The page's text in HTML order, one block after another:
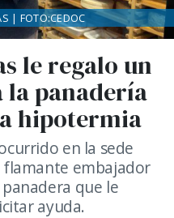
le regalo un
la panadería
hipotermia
en la sede
flamante embajador
que le
ayuda.
| FOTO:CEDOC